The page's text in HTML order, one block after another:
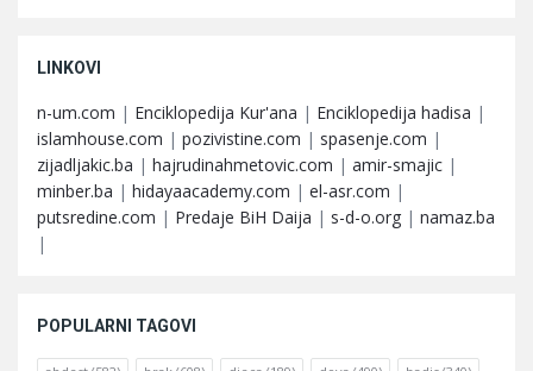
LINKOVI
n-um.com | Enciklopedija Kur'ana | Enciklopedija hadisa |
islamhouse.com | pozivistine.com | spasenje.com |
zijadljakic.ba | hajrudinahmetovic.com | amir-smajic |
minber.ba | hidayaacademy.com | el-asr.com |
putsredine.com | Predaje BiH Daija | s-d-o.org | namaz.ba
|
POPULARNI TAGOVI